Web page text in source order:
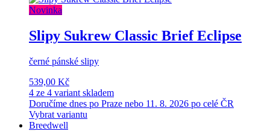
Novinka
Slipy Sukrew Classic Brief Eclipse
černé pánské slipy
539,00 Kč
4 ze 4 variant skladem
Doručíme dnes po Praze nebo 11. 8. 2026 po celé ČR
Vybrat variantu
Breedwell